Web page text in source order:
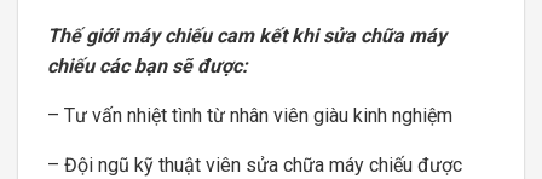
Thế giới máy chiếu cam kết khi sửa chữa máy
chiếu các bạn sẽ được:
– Tư vấn nhiệt tình từ nhân viên giàu kinh nghiệm
– Đội ngũ kỹ thuật viên sửa chữa máy chiếu được